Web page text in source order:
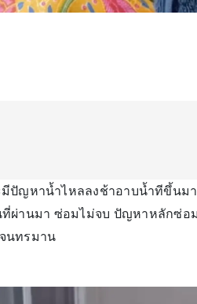
มีปัญหาน้ำไหลลงช้าอาบน้ำทีขึ้นม
ที่ผ่านมา ซ่อมไม่จบ ปัญหาหลักซ่
นทรมาน